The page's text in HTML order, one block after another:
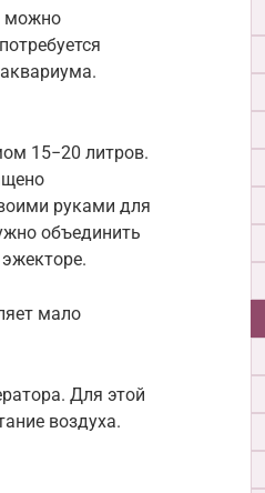
можно
15−20 литров.
руками для
объединить
мало
Для этой
воздуха.